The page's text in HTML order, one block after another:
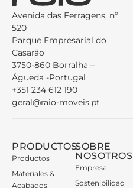
Avenida das Ferragens, nº
520
Parque Empresarial do
Casarão
3750-860 Borralha –
Águeda -Portugal
+351 234 612 190
geral@raio-moveis.pt
PRODUCTOS
Productos
Materiales &
Acabados
SOBRE
NOSOTROS
Empresa
Sostenibilidad